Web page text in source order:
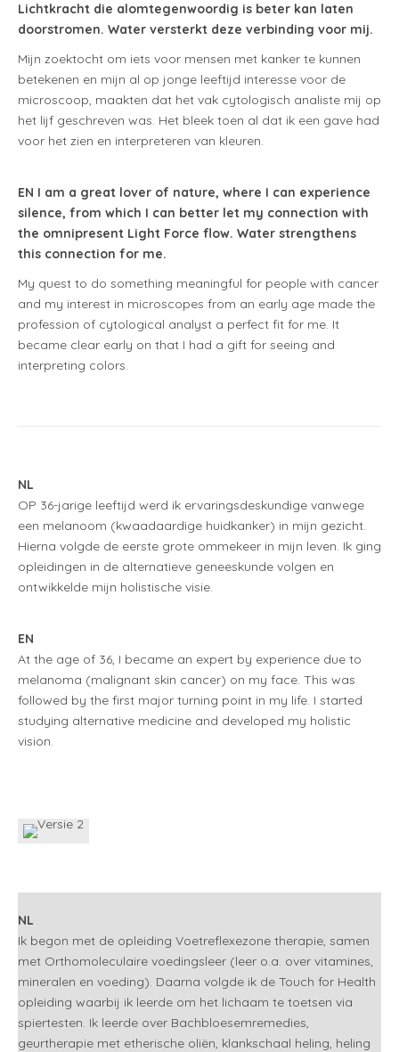
Lichtkracht die alomtegenwoordig is beter kan laten
doorstromen. Water versterkt deze verbinding voor mij.
Mijn zoektocht om iets voor mensen met kanker te kunnen
betekenen en mijn al op jonge leeftijd interesse voor de
microscoop, maakten dat het vak cytologisch analiste mij op
het lijf geschreven was. Het bleek toen al dat ik een gave had
voor het zien en interpreteren van kleuren.
EN I am a great lover of nature, where I can experience
silence, from which I can better let my connection with
the omnipresent Light Force flow. Water strengthens
this connection for me.
My quest to do something meaningful for people with cancer
and my interest in microscopes from an early age made the
profession of cytological analyst a perfect fit for me. It
became clear early on that I had a gift for seeing and
interpreting colors.
NL
OP 36-jarige leeftijd werd ik ervaringsdeskundige vanwege
een melanoom (kwaadaardige huidkanker) in mijn gezicht.
Hierna volgde de eerste grote ommekeer in mijn leven. Ik ging
opleidingen in de alternatieve geneeskunde volgen en
ontwikkelde mijn holistische visie.
EN
At the age of 36, I became an expert by experience due to
melanoma (malignant skin cancer) on my face. This was
followed by the first major turning point in my life. I started
studying alternative medicine and developed my holistic
vision.
NL
Ik begon met de opleiding Voetreflexezone therapie, samen
met Orthomoleculaire voedingsleer (leer o.a. over vitamines,
mineralen en voeding). Daarna volgde ik de Touch for Health
opleiding waarbij ik leerde om het lichaam te toetsen via
spiertesten. Ik leerde over Bachbloesemremedies,
geurtherapie met etherische oliën, klankschaal heling, heling